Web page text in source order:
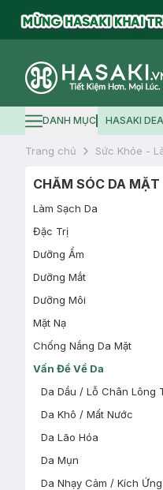
Logo
Hamburger icon
DANH MỤC HASAKI
Trang chủ Sức Khỏe -
CHĂM SÓC DA MẶT
Làm Sạch Da
Đặc Trị
Dưỡng Ẩm
Dưỡng Mắt
Dưỡng Môi
Mặt Nạ
Chống Nắng Da Mặt
Vấn Đề Về Da
Da Dầu / Lỗ Chân Lông
Da Khô / Mất Nước
Da Lão Hóa
Da Mụn
Da Nhạy Cảm / Kích Ứng